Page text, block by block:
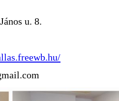
u. 8.